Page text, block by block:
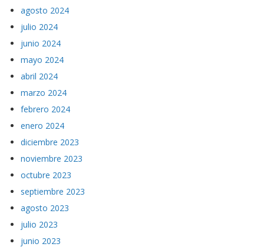
agosto 2024
julio 2024
junio 2024
mayo 2024
abril 2024
marzo 2024
febrero 2024
enero 2024
diciembre 2023
noviembre 2023
octubre 2023
septiembre 2023
agosto 2023
julio 2023
junio 2023